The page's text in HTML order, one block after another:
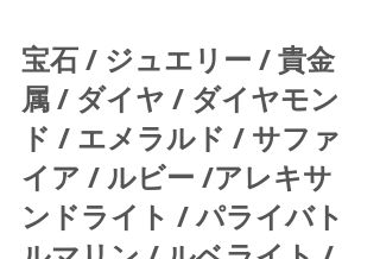
宝石 / ジュエリー / 貴金
属 / ダイヤ / ダイヤモン
ド / エメラルド / サファ
イア / ルビー /アレキサ
ンドライト / パライバト